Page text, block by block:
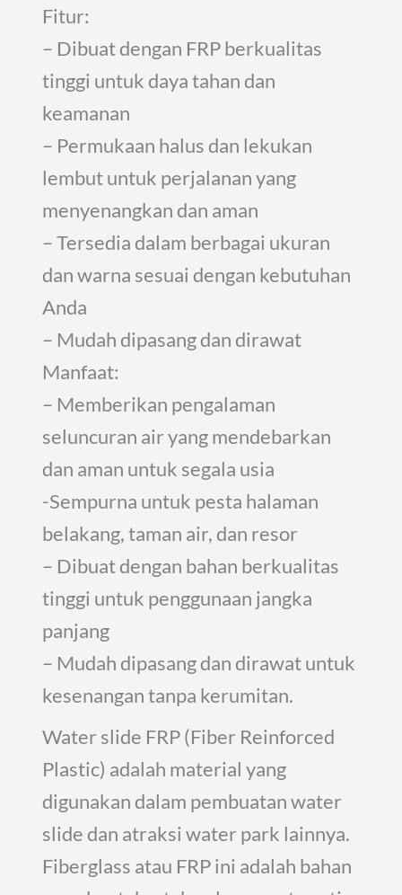
Fitur:
– Dibuat dengan FRP berkualitas
tinggi untuk daya tahan dan
keamanan
– Permukaan halus dan lekukan
lembut untuk perjalanan yang
menyenangkan dan aman
– Tersedia dalam berbagai ukuran
dan warna sesuai dengan kebutuhan
Anda
– Mudah dipasang dan dirawat
Manfaat:
– Memberikan pengalaman
seluncuran air yang mendebarkan
dan aman untuk segala usia
-Sempurna untuk pesta halaman
belakang, taman air, dan resor
– Dibuat dengan bahan berkualitas
tinggi untuk penggunaan jangka
panjang
– Mudah dipasang dan dirawat untuk
kesenangan tanpa kerumitan.
Water slide FRP (Fiber Reinforced
Plastic) adalah material yang
digunakan dalam pembuatan water
slide dan atraksi water park lainnya.
Fiberglass atau FRP ini adalah bahan